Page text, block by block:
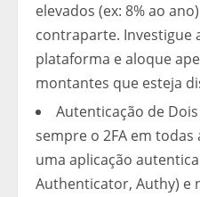
elevados (ex: 8% ao
contraparte. Investigue
plataforma e aloque
montantes que esteja
Autenticação de
sempre o 2FA em
uma aplicação
Authenticator, Authy) e